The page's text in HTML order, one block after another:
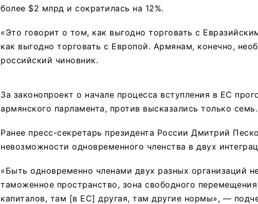
более $2 млрд и сократилась на 12%.
«Это говорит о том, как выгодно торговать с
как выгодно торговать с Европой. Армянам, конечно,
российский чиновник.
За законопроект о начале процесса вступления в ЕС
армянского парламента, против высказались только семь.
Ранее пресс-секретарь президента России Дмитрий
невозможности одновременного членства в двух
«Быть одновременно членами двух разных организаций
таможенное пространство, зона свободного
капиталов, там [в ЕС] другая, там другие нормы», —